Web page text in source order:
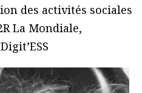
des activités sociales
La Mondiale,